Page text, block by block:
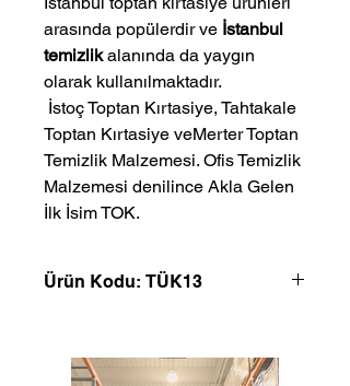
arasında popülerdir ve İstanbul
temizlikalanında da yaygın
olarak kullanılmaktadır.
Toptan Kırtasiye veMerter Toptan
Temizlik Malzemesi. Ofis Temizlik
Malzemesi denilince Akla Gelen
İlk İsim TOK.
Ürün Kodu: TÜK13